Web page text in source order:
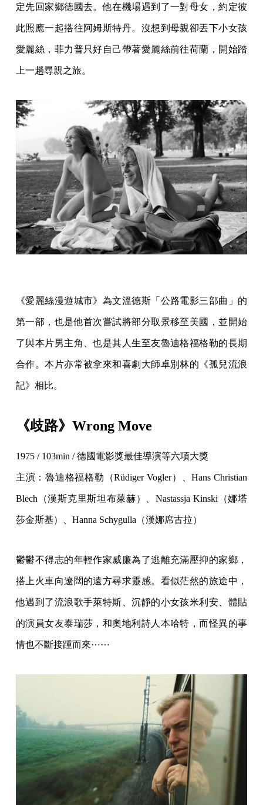
定先回家鄉德國去。他在機場遇到了一對母女，約定彼
此照應一起搭往阿姆斯特丹。沒想到母親卻丟下小女孩
愛麗絲，菲力普只好自己帶著愛麗絲前往荷蘭，開始踏
上一趟尋親之旅。
《愛麗絲漫遊城市》為文溫德斯「公路電影三部曲」的
第一部，也是他首次嘗試將部分取景移至美國，並開始
了與本片男主角、也是其人生至友魯迪格福格勒的長期
合作。本片亦常被拿來和喜劇大師卓別林的《孤兒流浪
記》相比。
《歧路》Wrong Move
1975 / 103min / 德國電影獎最佳導演等六項大獎
主演：魯迪格福格勒（Rüdiger Vogler）、Hans Christian
Blech（漢斯克里斯坦布萊赫）、Nastassja Kinski（娜塔
莎金斯基）、Hanna Schygulla（漢娜席古拉）
鬱鬱不得志的年輕作家威廉為了逃離充滿壓抑的家鄉，
搭上火車向遼闊的遠方尋求靈感。看似茫然的旅途中，
他遇到了流浪歌手萊特斯、沉靜的小女孩米利安、體貼
的演員女友泰瑞莎，和奧地利詩人本哈特，而怪異的事
情也不斷接踵而來⋯⋯